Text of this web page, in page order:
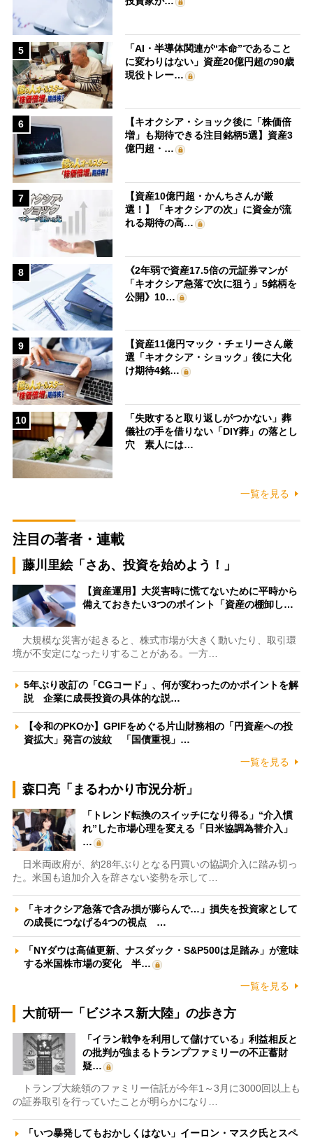
5
「AI・半導体関連が“本命”であること
に変わりはない」資産20億円超の90歳
現役トレー…
6
【キオクシア・ショック後に「株価倍
増」も期待できる注目銘柄5選】資産3
億円超・…
7
【資産10億円超・かんちさんが厳
選！】「キオクシアの次」に資金が流
れる期待の高…
8
《2年弱で資産17.5倍の元証券マンが
「キオクシア急落で次に狙う」5銘柄を
公開》10…
9
【資産11億円マック・チェリーさん厳
選「キオクシア・ショック」後に大化
け期待4銘…
10
「失敗すると取り返しがつかない」葬
儀社の手を借りない「DIY葬」の落とし
穴 素人には…
一覧を見る
注目の著者・連載
藤川里絵「さあ、投資を始めよう！」
【資産運用】大災害時に慌てないために平時から
備えておきたい3つのポイント「資産の棚卸し…
大規模な災害が起きると、株式市場が大きく動いたり、取引環
境が不安定になったりすることがある。一方…
5年ぶり改訂の「CGコード」、何が変わったのかポイントを解
説 企業に成長投資の具体的な説…
【令和のPKOか】GPIFをめぐる片山財務相の「円資産への投
資拡大」発言の波紋 「国債重視」…
一覧を見る
森口亮「まるわかり市況分析」
「トレンド転換のスイッチになり得る」“介入慣
れ”した市場心理を変える「日米協調為替介入」
…
日米両政府が、約28年ぶりとなる円買いの協調介入に踏み切っ
た。米国も追加介入を辞さない姿勢を示して…
「キオクシア急落で含み損が膨らんで…」損失を投資家として
の成長につなげる4つの視点 …
「NYダウは高値更新、ナスダック・S&P500は足踏み」が意味
する米国株市場の変化 半…
一覧を見る
大前研一「ビジネス新大陸」の歩き方
「イラン戦争を利用して儲けている」利益相反と
の批判が強まるトランプファミリーの不正蓄財
疑…
トランプ大統領のファミリー信託が今年1～3月に3000回以上も
の証券取引を行っていたことが明らかになり…
「いつ暴発してもおかしくはない」イーロン・マスク氏とスペ